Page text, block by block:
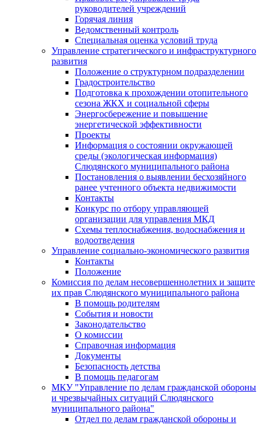
руководителей учреждений
Горячая линия
Ведомственный контроль
Специальная оценка условий труда
Управление стратегического и инфраструктурного
развития
Положение о структурном подразделении
Градостроительство
Подготовка к прохождении отопительного
сезона ЖКХ и социальной сферы
Энергосбережение и повышение
энергетической эффективности
Проекты
Информация о состоянии окружающей
среды (экологическая информация)
Слюдянского муниципального района
Постановления о выявлении бесхозяйного
ранее учтенного объекта недвижимости
Контакты
Конкурс по отбору управляющей
организации для управления МКД
Схемы теплоснабжения, водоснабжения и
водоотведения
Управление социально-экономического развития
Контакты
Положение
Комиссия по делам несовершеннолетних и защите
их прав Слюдянского муниципального района
В помощь родителям
События и новости
Законодательство
О комиссии
Справочная информация
Документы
Безопасность детства
В помощь педагогам
МКУ "Управление по делам гражданской обороны
и чрезвычайных ситуаций Слюдянского
муниципального района"
Отдел по делам гражданской обороны и